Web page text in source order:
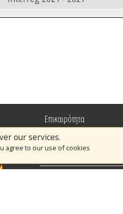
our services.
agree to our use of cookies
Επικαιρότητα
Πυρασφάλεια